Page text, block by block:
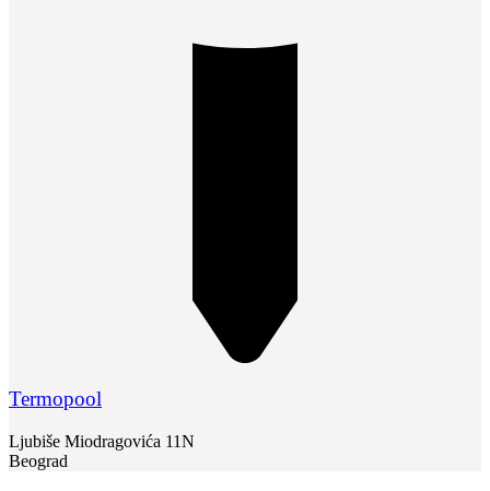
Termopool
Ljubiše Miodragovića 11N
Beograd